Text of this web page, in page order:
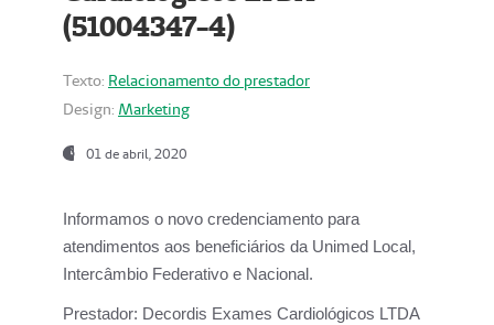
(51004347-4)
Texto: Relacionamento do prestador
Design: Marketing
01 de abril, 2020
Informamos o novo credenciamento para
atendimentos aos beneficiários da Unimed Local,
Intercâmbio Federativo e Nacional.
Prestador: Decordis Exames Cardiológicos LTDA